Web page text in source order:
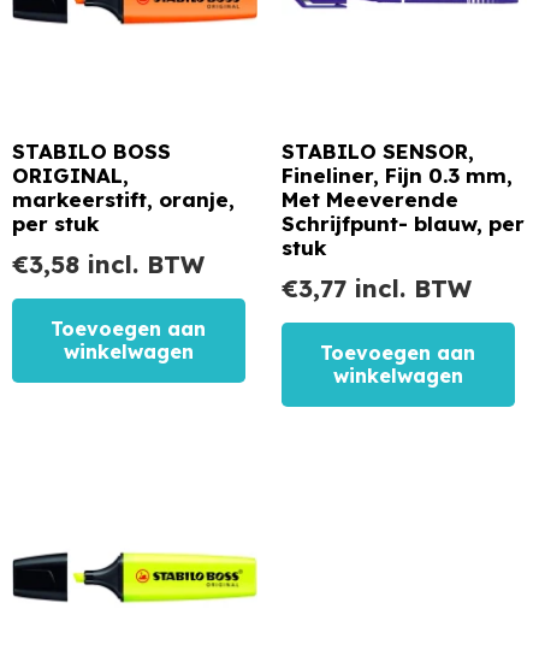
STABILO BOSS
ORIGINAL,
markeerstift, oranje,
per stuk
€3,58 incl. BTW
Toevoegen aan
winkelwagen
STABILO SENSOR,
Fineliner, Fijn 0.3 mm,
Met Meeverende
Schrijfpunt- blauw, per
stuk
€3,77 incl. BTW
Toevoegen aan
winkelwagen